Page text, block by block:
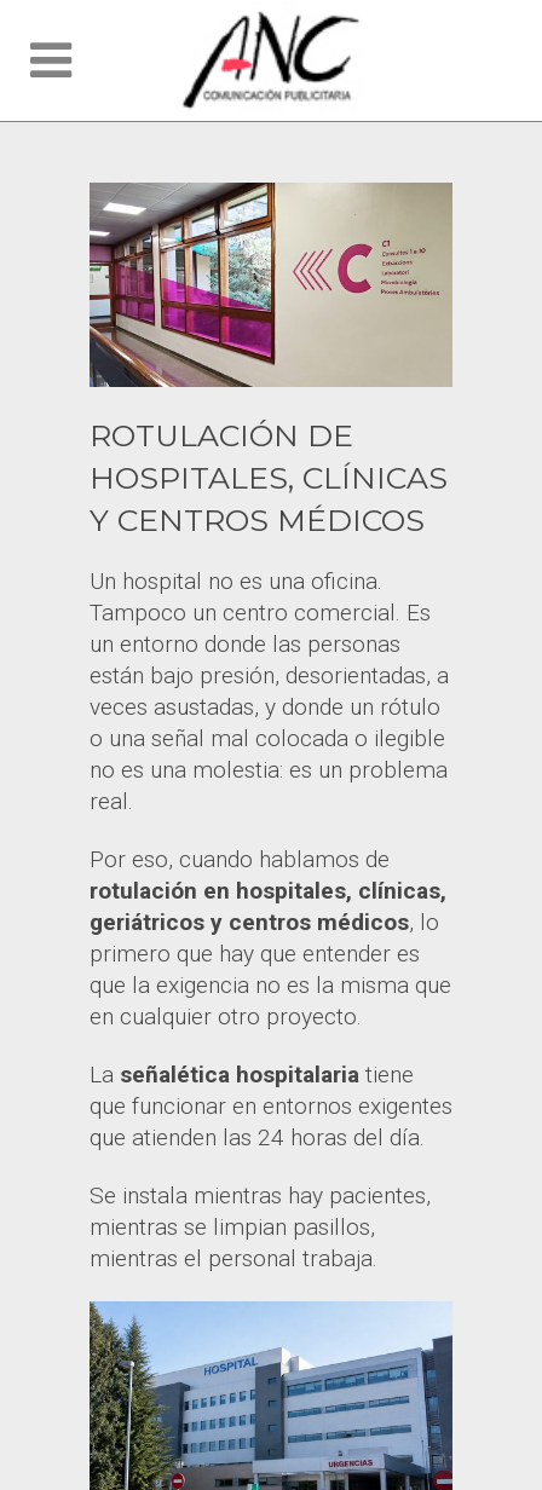
ROTULACIÓN DE
HOSPITALES, CLÍNICAS
Y CENTROS MÉDICOS
Un hospital no es una oficina.
Tampoco un centro comercial. Es
un entorno donde las personas
están bajo presión, desorientadas, a
veces asustadas, y donde un rótulo
o una señal mal colocada o ilegible
no es una molestia: es un problema
real.
Por eso, cuando hablamos de
rotulación en hospitales, clínicas,
geriátricos y centros médicos, lo
primero que hay que entender es
que la exigencia no es la misma que
en cualquier otro proyecto.
La señalética hospitalaria tiene
que funcionar en entornos exigentes
que atienden las 24 horas del día.
Se instala mientras hay pacientes,
mientras se limpian pasillos,
mientras el personal trabaja.